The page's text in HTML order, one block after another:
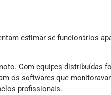
estimar se funcionários
Com equipes distribuídas
os softwares que
profissionais.